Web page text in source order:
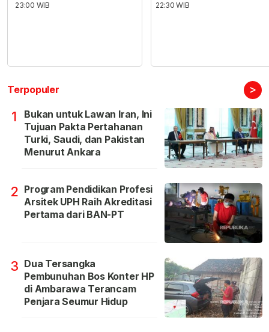
23:00 WIB
22:30 WIB
Terpopuler >
1
Bukan untuk Lawan Iran, Ini
Tujuan Pakta Pertahanan
Turki, Saudi, dan Pakistan
Menurut Ankara
2 Program Pendidikan Profesi
Arsitek UPH Raih Akreditasi
Pertama dari BAN-PT
3 Dua Tersangka
Pembunuhan Bos Konter HP
di Ambarawa Terancam
Penjara Seumur Hidup